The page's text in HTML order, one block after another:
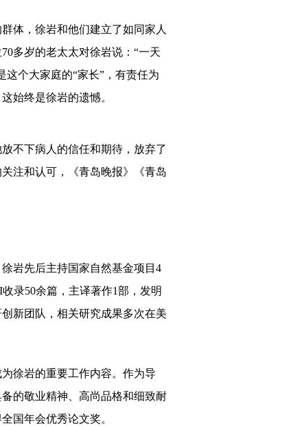
体， 徐岩和他们建立了如同家人
70多岁的老太太对徐岩说： “一天
这个大家庭的“家长” ，有责任为
这始终是徐岩的遗憾。
放不下病人的信任和期待，放弃了
注和认可，《青岛晚报》《青岛
徐岩先后主持国家自然基金项目 4
收录50余篇 ， 主译著作1部，发明
新团队 ， 相关研究成果多次在美
徐岩的重要工作内容。作为导
的敬业精神、高尚品格和细致耐
国年会优秀论文奖。